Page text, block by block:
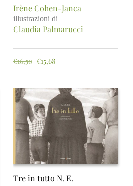
Irène Cohen-Janca
illustrazioni di
Claudia Palmarucci
€16,50 €15,68
Tre in tutto N. E.